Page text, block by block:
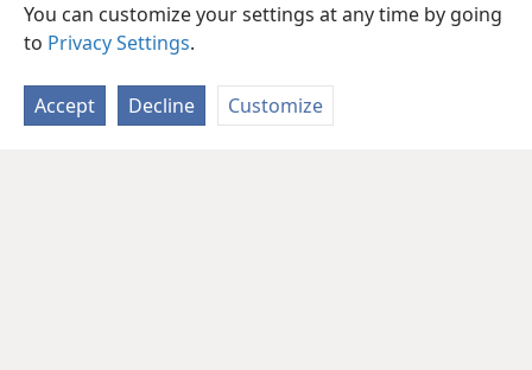
You can customize your settings at any time by going
to Privacy Settings.
Accept Decline Customize